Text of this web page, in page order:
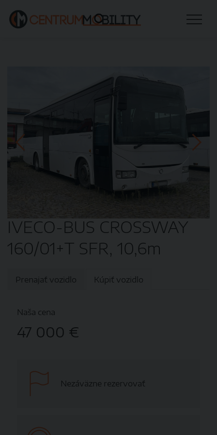
IVECO-BUS CROSSWAY
160/01+T SFR, 10,6m
Prenajať vozidlo Kúpiť vozidlo
Naša cena
47 000 €
Nezáväzne rezervovať